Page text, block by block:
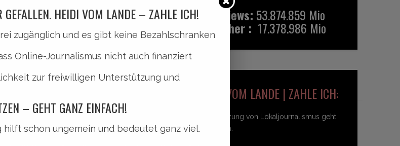
Pageviews: 53.874.859 Mio
Besucher : 17.378.986 Mio
HEIDI VOM LANDE | ZAHLE ICH:
Unterstützung von Lokaljournalismus geht
so einfach:
HEIDI VOM LANDE – ZAHLE ICH!
zugänglich und es gibt keine Bezahlschranken
Online-Journalismus nicht auch finanziert
zur freiwilligen Unterstützung und
– GEHT GANZ EINFACH!
hilft schon ungemein und bedeutet ganz viel.